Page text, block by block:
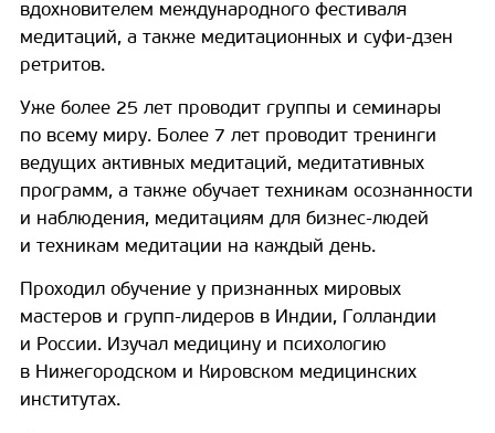
вдохновителем международного фестиваля
медитаций, а также медитационных и суфи-дзен
ретритов.
Уже более 25 лет проводит группы и семинары
по всему миру. Более 7 лет проводит тренинги
ведущих активных медитаций, медитативных
программ, а также обучает техникам осознанности
и наблюдения, медитациям для бизнес-людей
и техникам медитации на каждый день.
Проходил обучение у признанных мировых
мастеров и групп-лидеров в Индии, Голландии
и России. Изучал медицину и психологию
в Нижегородском и Кировском медицинских
институтах.